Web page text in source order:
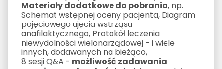
Materiały dodatkowe do pobrania, np.
Schemat wstępnej oceny pacjenta, Diagram
pojęciowego ujęcia wstrząsu
anafilaktycznego, Protokół leczenia
niewydolności wielonarządowej - i wiele
innych, dodawanych na bieżąco,
8 sesji Q&A - możliwość zadawania